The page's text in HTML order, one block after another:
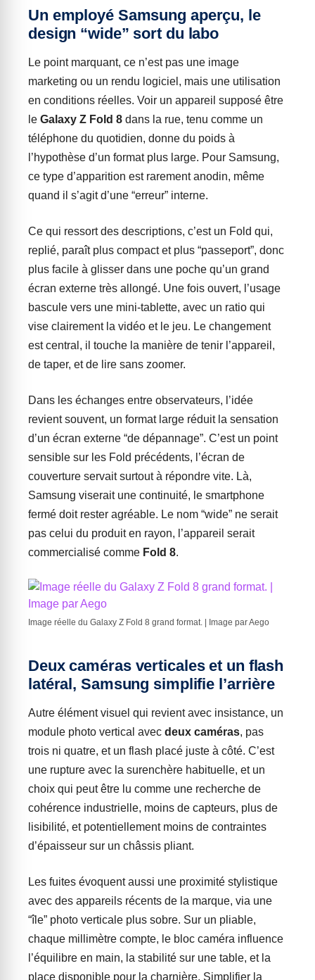
Un employé Samsung aperçu, le
design “wide” sort du labo
Le point marquant, ce n’est pas une image
marketing ou un rendu logiciel, mais une utilisation
en conditions réelles. Voir un appareil supposé être
le Galaxy Z Fold 8 dans la rue, tenu comme un
téléphone du quotidien, donne du poids à
l’hypothèse d’un format plus large. Pour Samsung,
ce type d’apparition est rarement anodin, même
quand il s’agit d’une “erreur” interne.
Ce qui ressort des descriptions, c’est un Fold qui,
replié, paraît plus compact et plus “passeport”, donc
plus facile à glisser dans une poche qu’un grand
écran externe très allongé. Une fois ouvert, l’usage
bascule vers une mini-tablette, avec un ratio qui
vise clairement la vidéo et le jeu. Le changement
est central, il touche la manière de tenir l’appareil,
de taper, et de lire sans zoomer.
Dans les échanges entre observateurs, l’idée
revient souvent, un format large réduit la sensation
d’un écran externe “de dépannage”. C’est un point
sensible sur les Fold précédents, l’écran de
couverture servait surtout à répondre vite. Là,
Samsung viserait une continuité, le smartphone
fermé doit rester agréable. Le nom “wide” ne serait
pas celui du produit en rayon, l’appareil serait
commercialisé comme Fold 8.
Image réelle du Galaxy Z Fold 8 grand format. | Image par Aego
Deux caméras verticales et un flash
latéral, Samsung simplifie l’arrière
Autre élément visuel qui revient avec insistance, un
module photo vertical avec deux caméras, pas
trois ni quatre, et un flash placé juste à côté. C’est
une rupture avec la surenchère habituelle, et un
choix qui peut être lu comme une recherche de
cohérence industrielle, moins de capteurs, plus de
lisibilité, et potentiellement moins de contraintes
d’épaisseur sur un châssis pliant.
Les fuites évoquent aussi une proximité stylistique
avec des appareils récents de la marque, via une
“île” photo verticale plus sobre. Sur un pliable,
chaque millimètre compte, le bloc caméra influence
l’équilibre en main, la stabilité sur une table, et la
place disponible pour la charnière. Simplifier la